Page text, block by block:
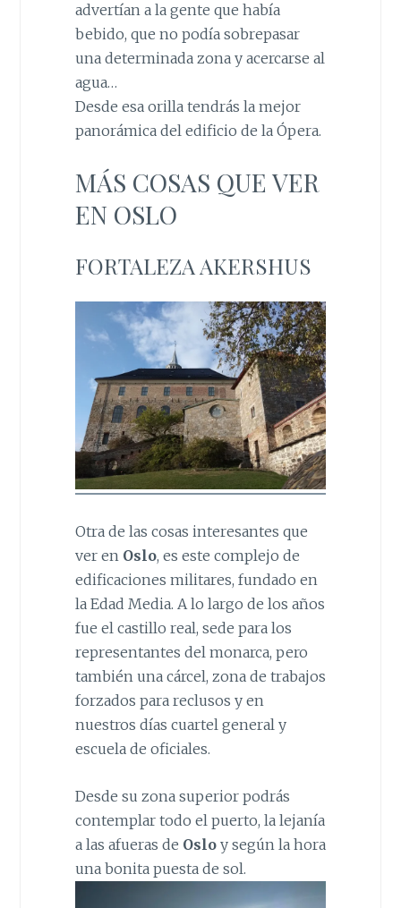
advertían a la gente que había
bebido, que no podía sobrepasar
una determinada zona y acercarse al
agua…
Desde esa orilla tendrás la mejor
panorámica del edificio de la Ópera.
MÁS COSAS QUE VER
EN OSLO
FORTALEZA AKERSHUS
Otra de las cosas interesantes que
ver en Oslo, es este complejo de
edificaciones militares, fundado en
la Edad Media. A lo largo de los años
fue el castillo real, sede para los
representantes del monarca, pero
también una cárcel, zona de trabajos
forzados para reclusos y en
nuestros días cuartel general y
escuela de oficiales.
Desde su zona superior podrás
contemplar todo el puerto, la lejanía
a las afueras de Osloy según la hora
una bonita puesta de sol.